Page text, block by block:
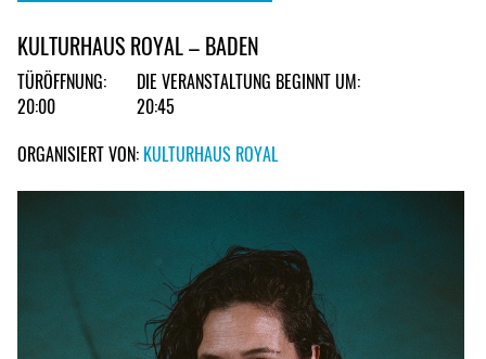
KULTURHAUS ROYAL – BADEN
TÜRÖFFNUNG:
20:00
DIE VERANSTALTUNG BEGINNT UM:
20:45
ORGANISIERT VON: KULTURHAUS ROYAL